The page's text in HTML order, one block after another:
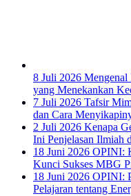
8 Juli 2026 Mengenal
yang Menekankan
7 Juli 2026 Tafsir
dan Cara
2 Juli 2026 Kenapa
Ini Penjelasan Ilmiah
18 Juni 2026 OPINI:
Kunci Sukses MBG
18 Juni 2026 OPINI:
Pelajaran tentang